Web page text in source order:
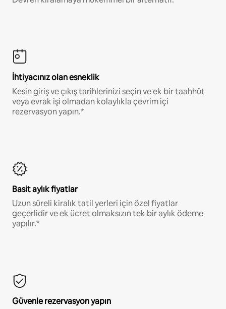
İhtiyacınız olan esneklik
Kesin giriş ve çıkış tarihlerinizi seçin ve ek bir taahhüt
veya evrak işi olmadan kolaylıkla çevrim içi
rezervasyon yapın.*
Basit aylık fiyatlar
Uzun süreli kiralık tatil yerleri için özel fiyatlar
geçerlidir ve ek ücret olmaksızın tek bir aylık ödeme
yapılır.*
Güvenle rezervasyon yapın